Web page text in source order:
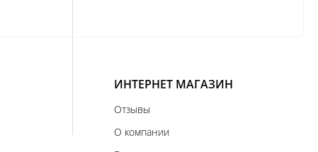
ИНТЕРНЕТ МАГАЗИН
Отзывы
О компании